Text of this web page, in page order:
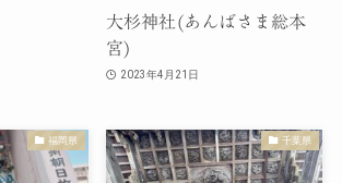
大杉神社(あんばさま総本
宮)
2023年4月21日
福岡県 千葉県